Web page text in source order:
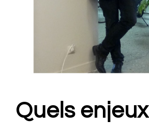
Quels enjeux